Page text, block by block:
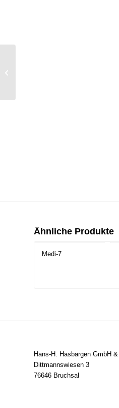
Ähnliche Produkte
Medi-7
Hans-H. Hasbargen GmbH
Dittmannswiesen 3
76646 Bruchsal